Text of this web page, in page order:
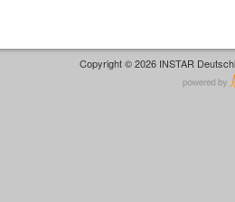
Copyright © 2026 INSTAR